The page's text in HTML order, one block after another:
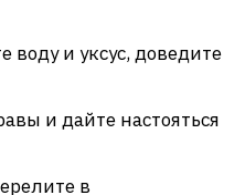
воду и уксус, доведите
и дайте настояться
в